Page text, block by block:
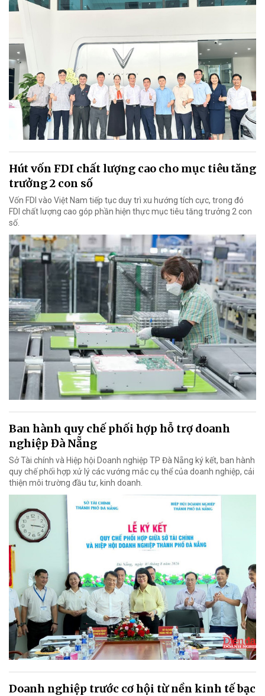
Hút vốn FDI chất lượng cao cho mục tiêu tăng
trưởng 2 con số
Vốn FDI vào Việt Nam tiếp tục duy trì xu hướng tích cực, trong đó
FDI chất lượng cao góp phần hiện thực mục tiêu tăng trưởng 2 con
số.
Ban hành quy chế phối hợp hỗ trợ doanh
nghiệp Đà Nẵng
Sở Tài chính và Hiệp hội Doanh nghiệp TP Đà Nẵng ký kết, ban hành
quy chế phối hợp xử lý các vướng mắc cụ thể của doanh nghiệp, cải
thiện môi trường đầu tư, kinh doanh.
Doanh nghiệp trước cơ hội từ nền kinh tế bạc